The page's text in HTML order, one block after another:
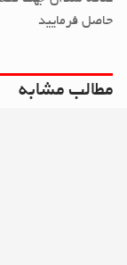
حاصل فرمایید
مطالب مشابه